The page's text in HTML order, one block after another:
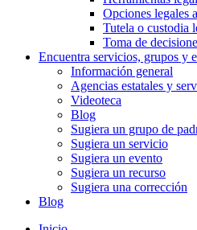
Opciones legales
Tutela o custodia
Toma de
Encuentra servicios, grupos y
Información general
Agencias estatales y
Videoteca
Blog
Sugiera un grupo de
Sugiera un servicio
Sugiera un evento
Sugiera un recurso
Sugiera una corrección
Blog